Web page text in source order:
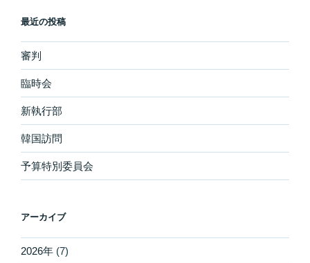
ン
最近の投稿
審判
臨時会
新執行部
韓国訪問
予算特別委員会
アーカイブ
2026年 (7)